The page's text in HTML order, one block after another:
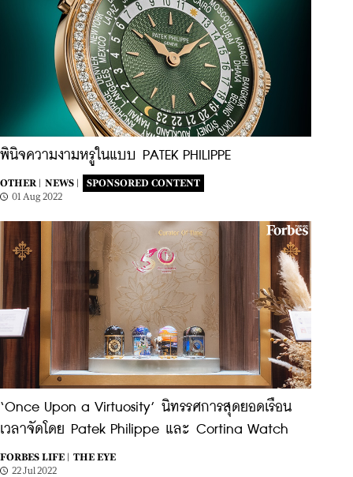
พินิจความงามหรูในแบบ PATEK PHILIPPE
OTHER | NEWS |
SPONSORED CONTENT
01 Aug 2022
‘Once Upon a Virtuosity’ นิทรรศการสุดยอดเรือน
เวลาจัดโดย Patek Philippe และ Cortina Watch
FORBES LIFE |
THE EYE
22 Jul 2022